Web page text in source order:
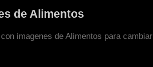
de Alimentos
imagenes de Alimentos para cambiar